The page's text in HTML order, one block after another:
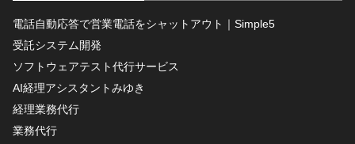
電話自動応答で営業電話をシャットアウト｜Simple5
受託システム開発
ソフトウェアテスト代行サービス
AI経理アシスタントみゆき
経理業務代行
業務代行